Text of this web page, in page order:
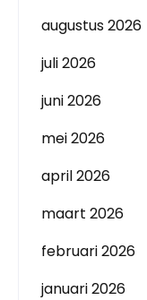
augustus 2026
juli 2026
juni 2026
mei 2026
april 2026
maart 2026
februari 2026
januari 2026